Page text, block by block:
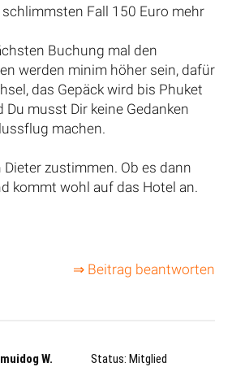
Fall 150 Euro mehr
Buchung mal den
werden minim höher sein, dafür
das Gepäck wird bis Phuket
musst Dir keine Gedanken
machen.
Dieter zustimmen. Ob es dann
kommt wohl auf das Hotel an.
⇒ Beitrag beantworten
W.
Status: Mitglied